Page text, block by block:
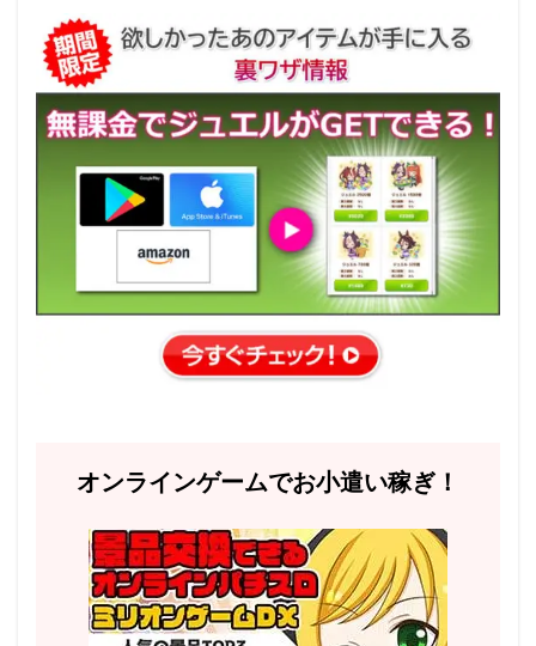
オンラインゲームでお小遣い稼ぎ！